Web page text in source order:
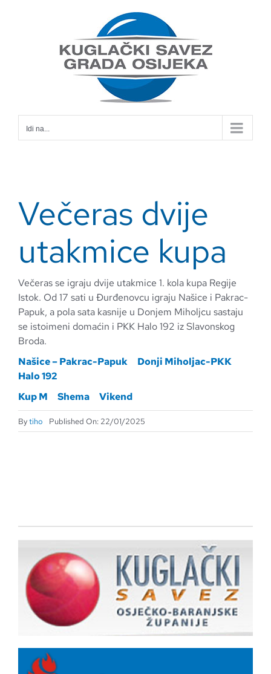
Idi na...
Večeras dvije
utakmice kupa
Večeras se igraju dvije utakmice 1. kola kupa Regije
Istok. Od 17 sati u Đurđenovcu igraju Našice i Pakrac-
Papuk, a pola sata kasnije u Donjem Miholjcu sastaju
se istoimeni domaćin i PKK Halo 192 iz Slavonskog
Broda.
Našice – Pakrac-Papuk
Donji Miholjac-PKK
Halo 192
Kup M
Shema Vikend
Bytiho Published On: 22/01/2025